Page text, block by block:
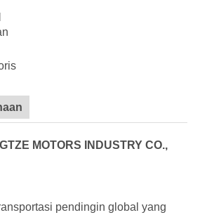
MOTORS INDUSTRY CO.,
pendingin global yang